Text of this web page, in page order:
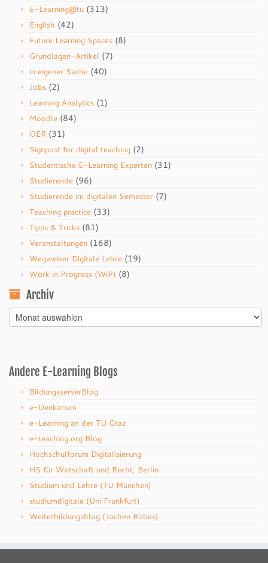
E-Learning@tu (313)
English (42)
Future Learning Spaces (8)
Grundlagen-Artikel (7)
in eigener Sache (40)
Jobs (2)
Learning Analytics (1)
Moodle (84)
OER (31)
Signpost for digital teaching (2)
Studentische E-Learning Experten (31)
Studierende (96)
Studierende im digitalen Semester (7)
Teaching practice (33)
Tipps & Tricks (81)
Veranstaltungen (168)
Wegweiser Digitale Lehre (19)
Work in Progress (WiP) (8)
Archiv
Archiv
Andere E-Learning Blogs
BildungsserverBlog
e-Denkarium
e-Learning an der TU Graz
e-teaching.org Blog
Hochschulforum Digitalisierung
HS für Wirtschaft und Recht, Berlin
Studium und Lehre (TU München)
studiumdigitale (Uni Frankfurt)
Weiterbildungsblog (Jochen Robes)